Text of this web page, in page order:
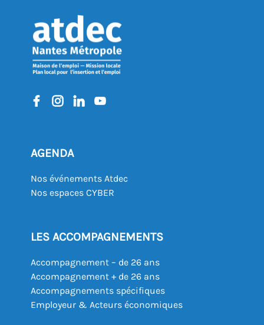
AGENDA
Nos événements Atdec
Nos espaces CYBER
LES ACCOMPAGNEMENTS
Accompagnement – de 26 ans
Accompagnement + de 26 ans
Accompagnements spécifiques
Employeur & Acteurs économiques